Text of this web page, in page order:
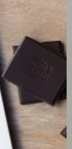
écrire un avis